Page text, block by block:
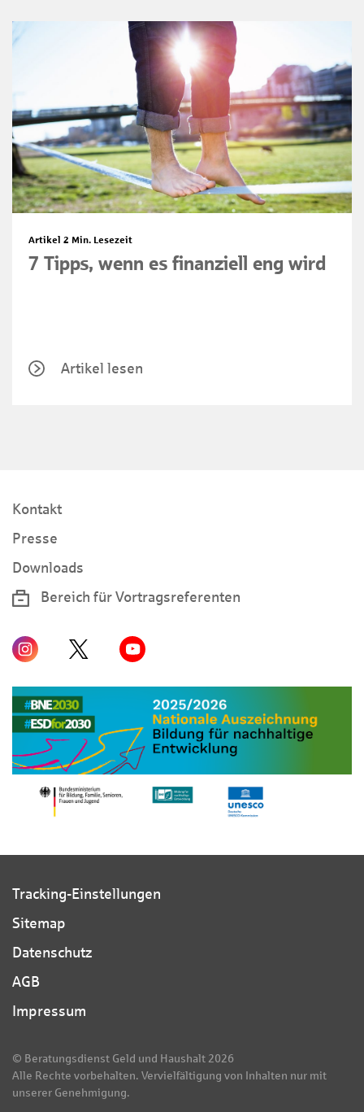
Artikel 2 Min. Lesezeit
7 Tipps, wenn es finanziell eng wird
Artikel lesen
Kontakt
Presse
Downloads
Bereich für Vortragsreferenten
Tracking-Einstellungen
Sitemap
Datenschutz
AGB
Impressum
© Beratungsdienst Geld und Haushalt 2026
Alle Rechte vorbehalten. Vervielfältigung von Inhalten nur mit
unserer Genehmigung.